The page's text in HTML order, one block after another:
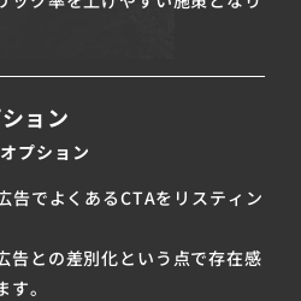
ョン
プション
告でよくあるCTAをリスティン
告との差別化という点で存在感
。